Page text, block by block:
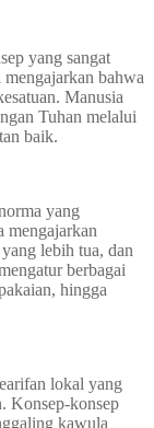
yang sangat
bahwa
Manusia
Tuhan melalui
baik.
yang
mengajarkan
lebih tua, dan
berbagai
hingga
lokal yang
Konsep-konsep
kawula